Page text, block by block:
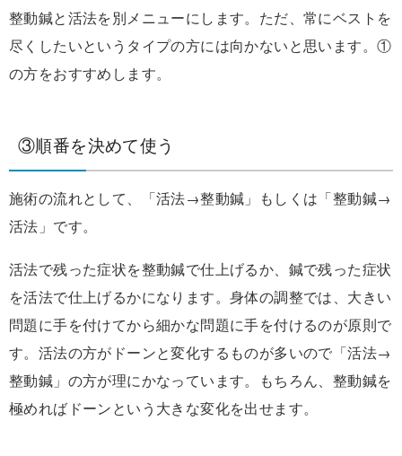
整動鍼と活法を別メニューにします。ただ、常にベストを
尽くしたいというタイプの方には向かないと思います。①
の方をおすすめします。
③順番を決めて使う
施術の流れとして、「活法→整動鍼」もしくは「整動鍼→
活法」です。
活法で残った症状を整動鍼で仕上げるか、鍼で残った症状
を活法で仕上げるかになります。身体の調整では、大きい
問題に手を付けてから細かな問題に手を付けるのが原則で
す。活法の方がドーンと変化するものが多いので「活法→
整動鍼」の方が理にかなっています。もちろん、整動鍼を
極めればドーンという大きな変化を出せます。